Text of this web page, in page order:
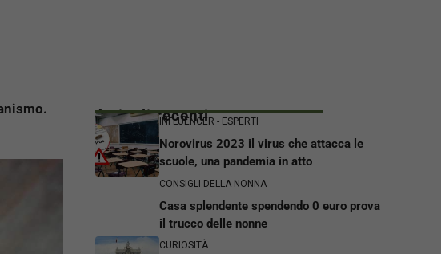
Articoli recentiINFLUENCER - ESPERTI
Norovirus 2023 il virus che attacca le
scuole, una pandemia in atto
CONSIGLI DELLA NONNA
Casa splendente spendendo 0 euro prova
il trucco delle nonne
CURIOSITÀ